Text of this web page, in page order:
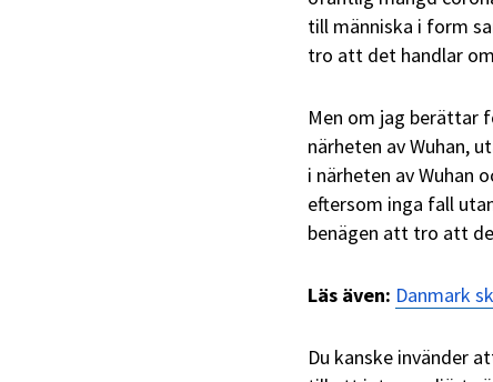
till människa i form
tro att det handlar
Men om jag berättar
närheten av Wuhan,
i närheten av Wuhan
eftersom inga fall
benägen att tro att
Läs även: Danmark
Du kanske invänder